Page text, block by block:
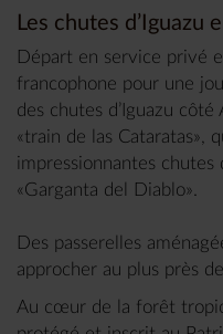
Les chutes d’Iguazu
Départ en service privé
francophone pour une
des chutes d’Iguazu
«train de las Cataratas»,
impressionnantes
«Garganta del Diablo».
Des passerelles
approcher au plus près
Au cœur de la forêt